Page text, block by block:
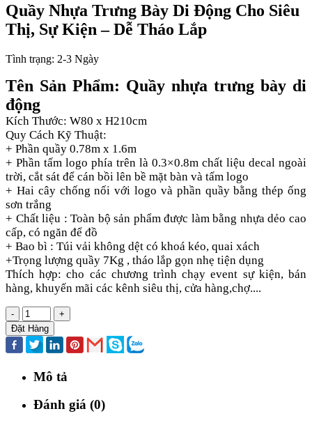
Quầy Nhựa Trưng Bày Di Động Cho Siêu
Thị, Sự Kiện – Dễ Tháo Lắp
Tình trạng: 2-3 Ngày
Tên Sản Phẩm: Quầy nhựa trưng bày di
động
Kích Thước: W80 x H210cm
Quy Cách Kỹ Thuật:
+ Phần quầy 0.78m x 1.6m
+ Phần tấm logo phía trên là 0.3×0.8m chất liệu decal ngoài
trời, cắt sát để cán bồi lên bề mặt bàn và tấm logo
+ Hai cây chống nối với logo và phần quầy bằng thép ống
sơn trắng
+ Chất liệu : Toàn bộ sản phẩm được làm bằng nhựa dẻo cao
cấp, có ngăn để đồ
+ Bao bì : Túi vải không dệt có khoá kéo, quai xách
+Trọng lượng quầy 7Kg , tháo lắp gọn nhẹ tiện dụng
Thích hợp: cho các chương trình chạy event sự kiện, bán
hàng, khuyến mãi các kênh siêu thị, cửa hàng,chợ....
-
+
Đặt Hàng
Mô tả
Đánh giá (0)